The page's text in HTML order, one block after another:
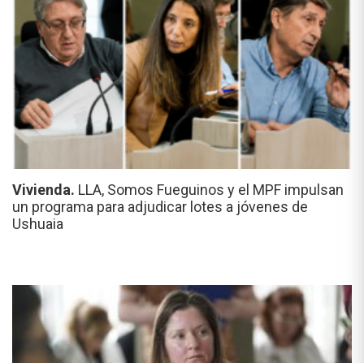
Vivienda. LLA, Somos Fueguinos y el MPF impulsan
un programa para adjudicar lotes a jóvenes de
Ushuaia